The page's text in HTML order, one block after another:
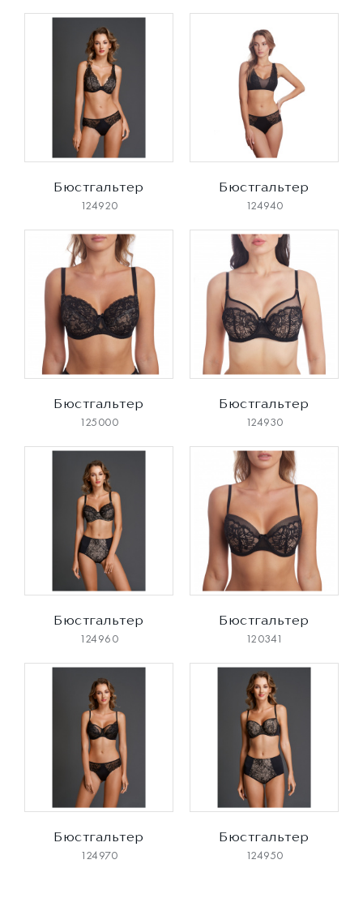
Бюстгальтер
124920
Бюстгальтер
124940
Бюстгальтер
125000
Бюстгальтер
124930
Бюстгальтер
124960
Бюстгальтер
120341
Бюстгальтер
124970
Бюстгальтер
124950